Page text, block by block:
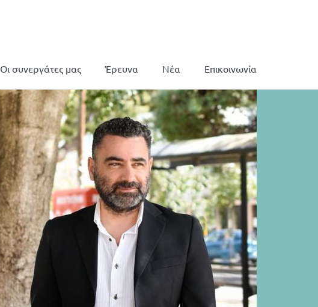
Οι συνεργάτες μας Έρευνα Νέα Επικοινωνία